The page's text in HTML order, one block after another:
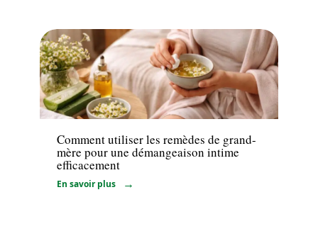
Bien-être
Comment utiliser les remèdes de grand-
mère pour une démangeaison intime
efficacement
En savoir plus